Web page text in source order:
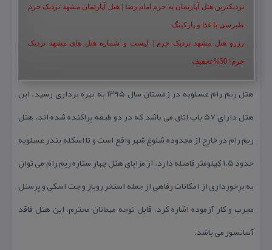
نزدیکترین هتل آپارتمان به حرم امام رضا | هتل آپارتمان مشهد نزدیک حرم
طبرسی با غذا و پارکینگ
رزرو هتل مشهد نزدیک حرم | لیست و شماره هتل های مشهد نزدیک
حرم+50% تخفیف
هتل ریم رام عسلویه در زمستان سال ۱۳۹۵ به بهره برداری رسید. این
هتل دارای ۵۷ باب اتاق می باشد كه در دو طبقه پراكنده شده اند. هتل
ریم رام در خارج از محدوده شلوغ شهر واقع است و تا اسكله بندر عسلویه
حدود ۱.۵ كیلومتر فاصله دارد. از مزایای هتل چهار ستاره ریم رام می توان
به برخورداری از امكانات رفاهی از جمله استخر روباز و جت اسكی و پرسنل
مجرب و كار آزموده اشاره كرد. قابل توجه مهمانان محترم، این هتل فاقد
آسانسور می باشد.